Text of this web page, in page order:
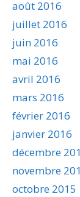
août 2016
juillet 2016
juin 2016
mai 2016
avril 2016
mars 2016
février 2016
janvier 2016
décembre
novembre
octobre 2015